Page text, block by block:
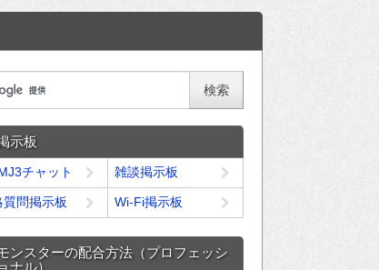
示板
チャット 雑談掲示板
質問掲示板 Wi-Fi掲示板
ンスターの配合方法（プロフェッシ
ョナル）